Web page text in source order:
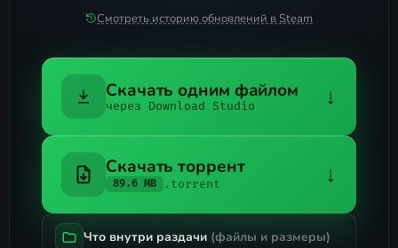
Смотреть историю обновлений в Steam
Скачать одним файлом
через Download Studio ↓
Скачать торрент
89.6 MB .torrent ↓
Что внутри раздачи (файлы и размеры)